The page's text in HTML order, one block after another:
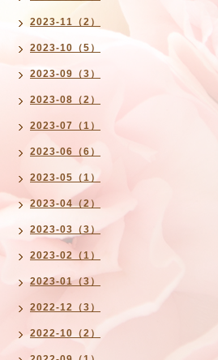
2023-11（2）
2023-10（5）
2023-09（3）
2023-08（2）
2023-07（1）
2023-06（6）
2023-05（1）
2023-04（2）
2023-03（3）
2023-02（1）
2023-01（3）
2022-12（3）
2022-10（2）